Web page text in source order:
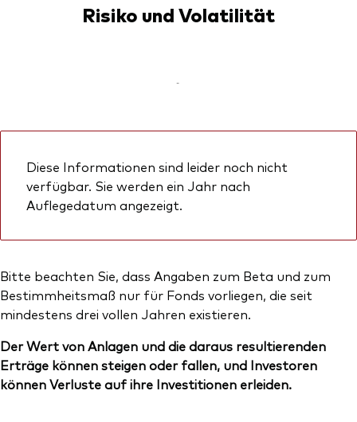
Risiko und Volatilität
-
Diese Informationen sind leider noch nicht
verfügbar. Sie werden ein Jahr nach
Auflegedatum angezeigt.
Bitte beachten Sie, dass Angaben zum Beta und zum
Bestimmheitsmaß nur für Fonds vorliegen, die seit
mindestens drei vollen Jahren existieren.
Der Wert von Anlagen und die daraus resultierenden
Erträge können steigen oder fallen, und Investoren
können Verluste auf ihre Investitionen erleiden.